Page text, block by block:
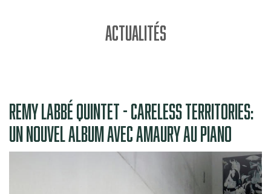
ACTUALITÉS
REMY LABBÉ QUINTET - CARELESS TERRITORIES:
UN NOUVEL ALBUM AVEC AMAURY AU PIANO